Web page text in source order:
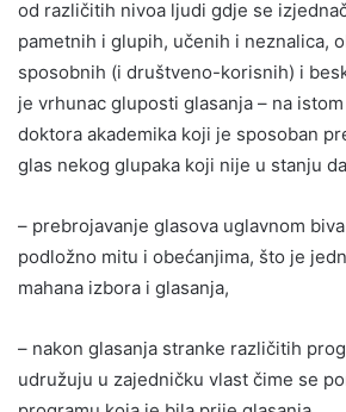
od različitih nivoa ljudi gdje se
pametnih i glupih, učenih i neznalica,
sposobnih (i društveno-korisnih) i
je vrhunac gluposti glasanja – na
doktora akademika koji je sposoban
glas nekog glupaka koji nije u stanju
– prebrojavanje glasova uglavnom
podložno mitu i obećanjima, što je
mahana izbora i glasanja,
– nakon glasanja stranke različitih
udružuju u zajedničku vlast čime se